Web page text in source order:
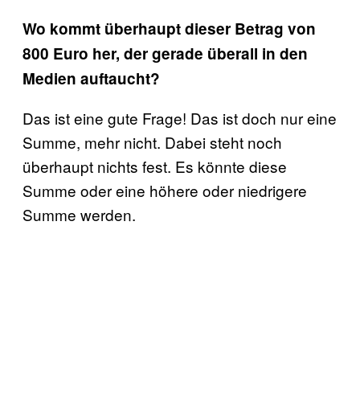
Wo kommt überhaupt dieser Betrag von
800 Euro her, der gerade überall in den
Medien auftaucht?
Das ist eine gute Frage! Das ist doch nur eine
Summe, mehr nicht. Dabei steht noch
überhaupt nichts fest. Es könnte diese
Summe oder eine höhere oder niedrigere
Summe werden.